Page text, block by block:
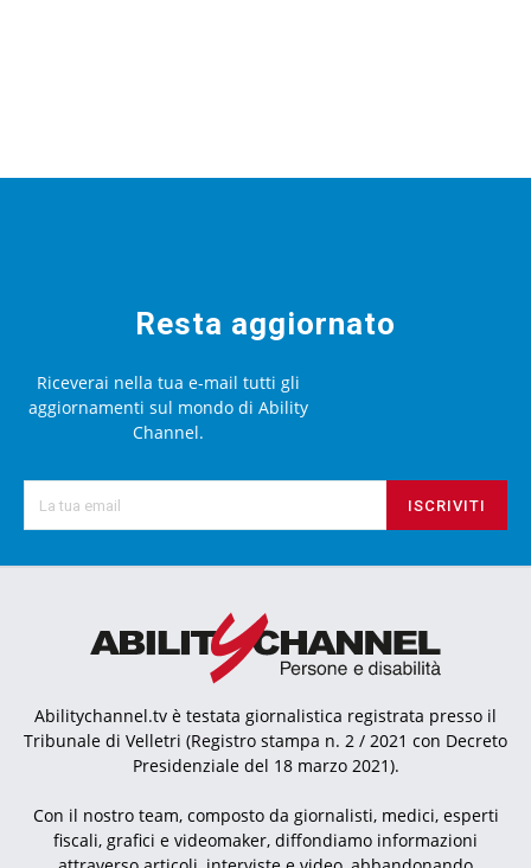
Resta aggiornato
Riceverai nella tua e-mail tutti gli
aggiornamenti sul mondo di Ability
Channel.
ISCRIVITI
Abilitychannel.tv è testata giornalistica registrata presso il
Tribunale di Velletri (Registro stampa n. 2 / 2021 con Decreto
Presidenziale del 18 marzo 2021).
Con il nostro team, composto da giornalisti, medici, esperti
fiscali, grafici e videomaker, diffondiamo informazioni